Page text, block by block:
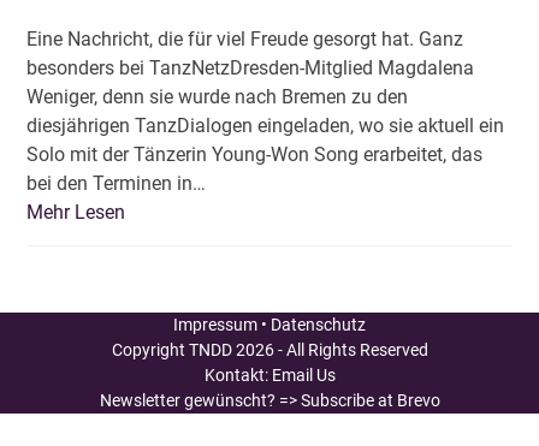
Eine Nachricht, die für viel Freude gesorgt hat. Ganz
besonders bei TanzNetzDresden-Mitglied Magdalena
Weniger, denn sie wurde nach Bremen zu den
diesjährigen TanzDialogen eingeladen, wo sie aktuell ein
Solo mit der Tänzerin Young-Won Song erarbeitet, das
bei den Terminen in…
Mehr Lesen
Impressum • Datenschutz
Copyright TNDD2026 - All Rights Reserved
Kontakt: Email Us
Newsletter gewünscht? => Subscribe at Brevo